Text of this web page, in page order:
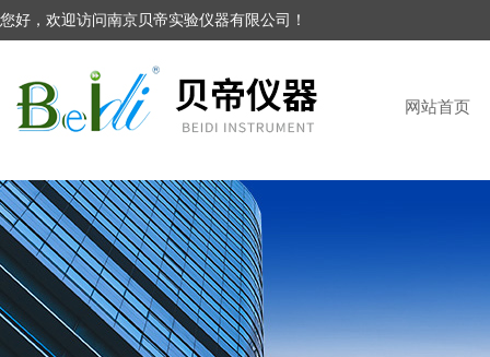
您好，欢迎访问南京贝帝实验仪器有限公司！
网站首页